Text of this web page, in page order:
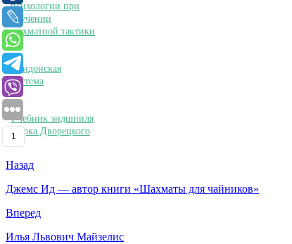
психологии при
изучении
шахматной тактики
Лондонская
система
Учебник эндшпиля
Марка Дворецкого
Назад
Джемс Ид — автор книги «Шахматы для чайников»
Вперед
Илья Львович Майзелис
1